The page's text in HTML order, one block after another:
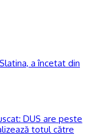
a încetat din
DUS are peste
totul către